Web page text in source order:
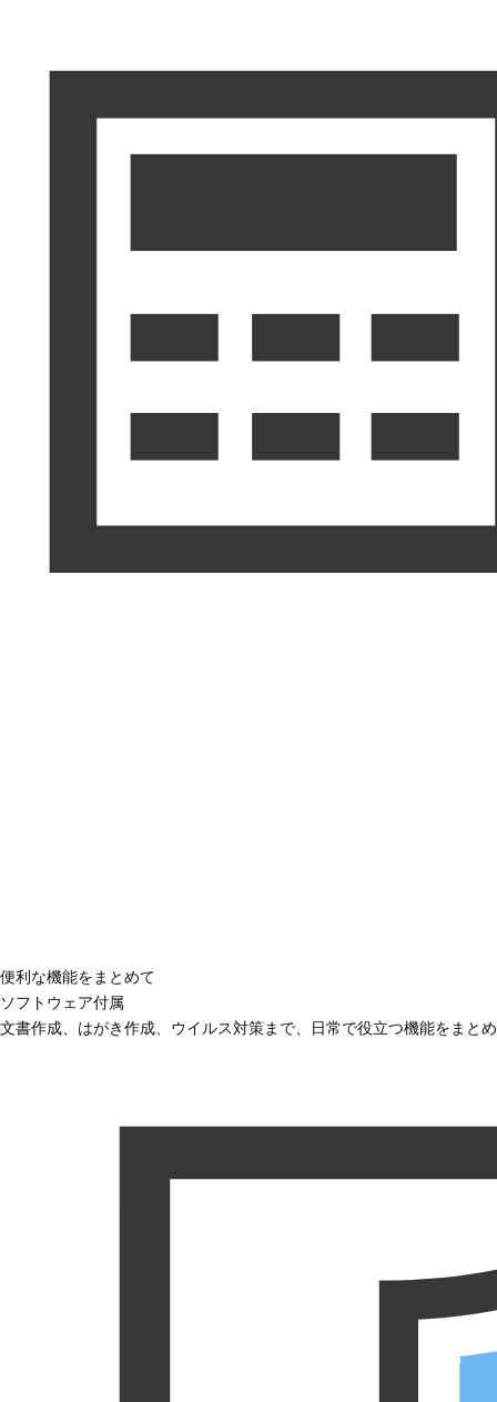
便利な機能をまとめて
ソフトウェア付属
文書作成、はがき作成、ウイルス対策まで、日常で役立つ機能をまと